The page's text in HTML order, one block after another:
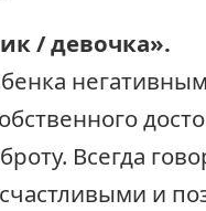
/ девочка».
Всегда
и